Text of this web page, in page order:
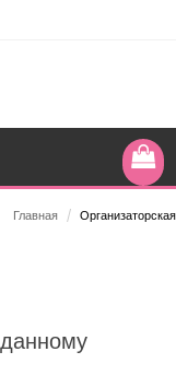
Главная / Организаторская